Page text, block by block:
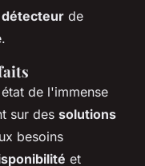
de
de l'immense
sur des solutions
besoins
et